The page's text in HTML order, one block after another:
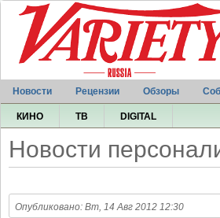
Новости Рецензии Обзоры
КИНО ТВ DIGITAL
Новости
Опубликовано: Вт, 14 Авг 2012 12:30